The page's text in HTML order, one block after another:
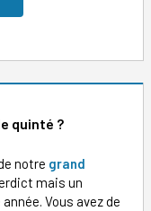
quinté ?
notre grand
mais un
Vous avez de